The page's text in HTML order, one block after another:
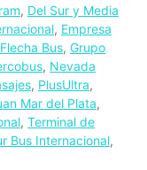
, Del Sur y Media
, Empresa
Flecha Bus, Grupo
, Nevada
, PlusUltra,
Mar del Plata,
, Terminal de
Bus Internacional,